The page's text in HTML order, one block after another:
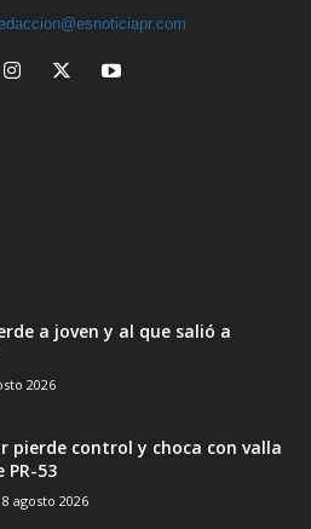
a joven y al que salió a
2026
pierde control y choca con valla
PR-53
8 agosto 2026